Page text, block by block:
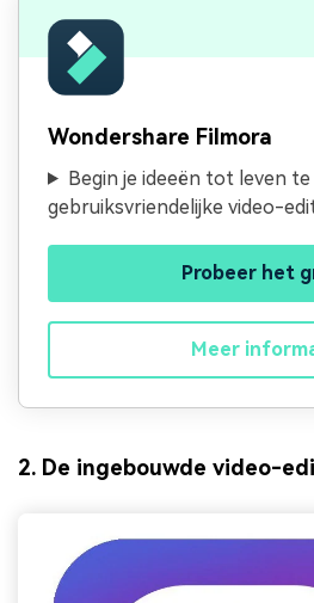
Wondershare Filmora
Begin je ideeën tot leven
gebruiksvriendelijke video-
Probeer het
Meer
2. De ingebouwde video-